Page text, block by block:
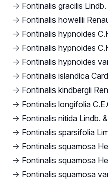
→ Fontinalis gracilis Lindb.
→ Fontinalis howellii
→ Fontinalis hypnoides
→ Fontinalis hypnoides
→ Fontinalis hypnoides
→ Fontinalis islandica
→ Fontinalis kindbergii
→ Fontinalis longifolia
→ Fontinalis nitida Lindb.
→ Fontinalis sparsifolia
→ Fontinalis squamosa
→ Fontinalis squamosa
→ Fontinalis squamosa